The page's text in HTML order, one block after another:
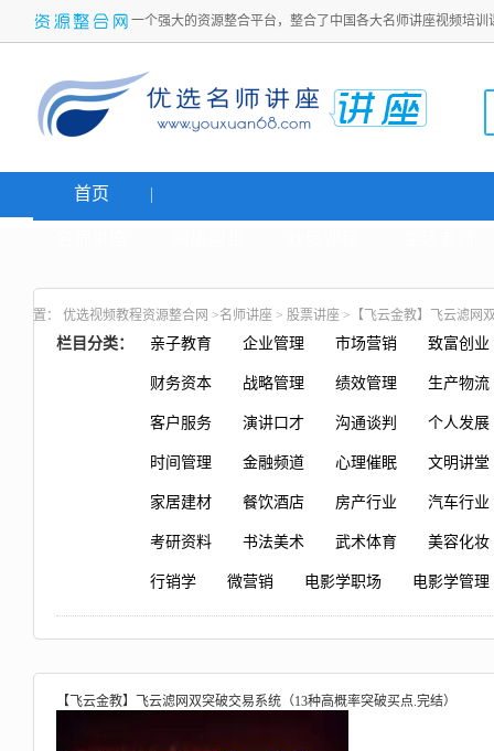
一个强大的资源整合平台，整合了中国各大名师讲座视频培
首页
置： 优选视频教程资源整合网 >名师讲座 > 股票讲座 >【飞云金教】飞云滤网
栏目分类： 亲子教育 企业管理 市场营销 致富创业
财务资本 战略管理 绩效管理 生产物流
客户服务 演讲口才 沟通谈判 个人发展
时间管理 金融频道 心理催眠 文明讲堂
家居建材 餐饮酒店 房产行业 汽车行业
考研资料 书法美术 武术体育 美容化妆
行销学 微营销 电影学职场 电影学管理
【飞云金教】飞云滤网双突破交易系统（13种高概率突破买点.完结）